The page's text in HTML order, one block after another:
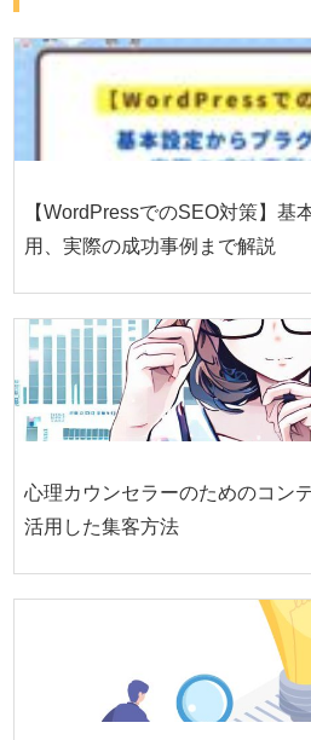
【WordPressでのSEO対策】基
用、実際の成功事例まで解説
心理カウンセラーのためのコン
活用した集客方法